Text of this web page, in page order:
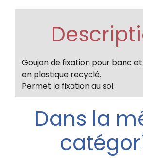
Goujon de fixation pour banc
en plastique recyclé.
Permet la fixation au sol.
Dans la